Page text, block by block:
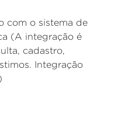
com o sistema de
(A integração é
cadastro,
Integração